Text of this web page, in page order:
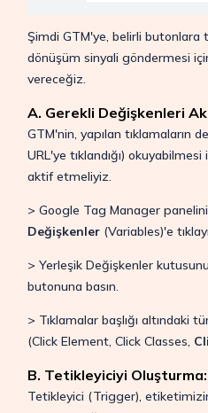
Şimdi GTM'ye, belirli butonlara
dönüşüm sinyali göndermesi
vereceğiz.
A. Gerekli Değişkenleri
GTM'nin, yapılan tıklamaların
URL'ye tıklandığı)
aktif etmeliyiz.
> Google Tag Manager
Değişkenler(Variables)'e
> Yerleşik Değişkenler
butonuna basın.
> Tıklamalar başlığı altındaki
(Click Element, Click Classes,
B. Tetikleyiciyi Oluşturma:
Tetikleyici (Trigger),